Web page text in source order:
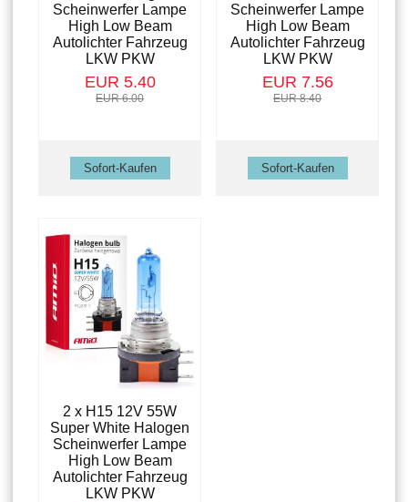
Scheinwerfer Lampe
High Low Beam
Autolichter Fahrzeug
LKW PKW
EUR 5.40
EUR 6.00
Scheinwerfer Lampe
High Low Beam
Autolichter Fahrzeug
LKW PKW
EUR 7.56
EUR 8.40
2 x H15 12V 55W
Super White Halogen
Scheinwerfer Lampe
High Low Beam
Autolichter Fahrzeug
LKW PKW